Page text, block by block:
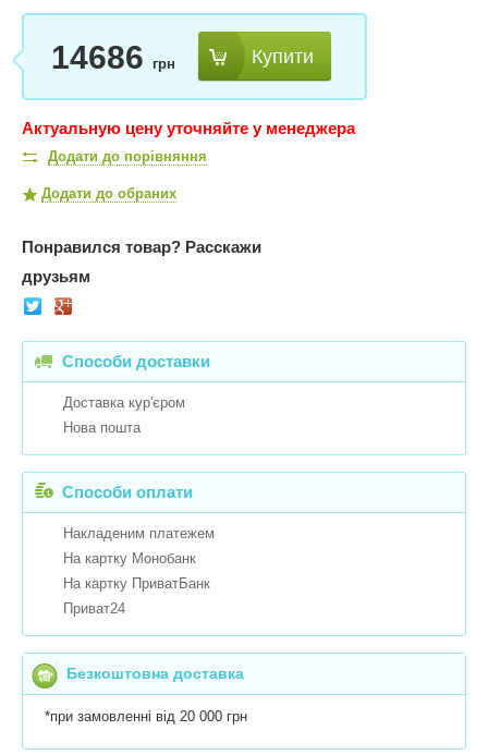
14686 грн Купити
Актуальную цену уточняйте у менеджера
Додати до порівняння
Додати до обраних
Понравился товар? Расскажи
друзьям
Способи доставки
Доставка кур'єром
Нова пошта
Способи оплати
Накладеним платежем
На картку Монобанк
На картку ПриватБанк
Приват24
Безкоштовна доставка
*при замовленні від 20 000 грн